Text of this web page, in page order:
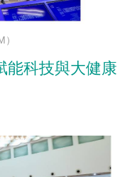
能科技與大健康